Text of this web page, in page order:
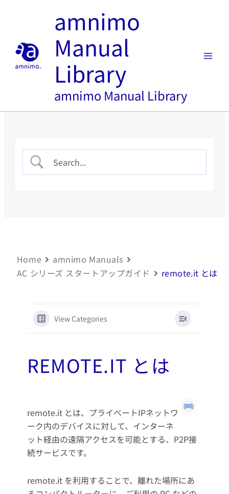
amnimo
Manual
Library
amnimo Manual Library
Home
amnimo Manuals
AC シリーズ スタートアップガイド
remote.it とは
View Categories
REMOTE.IT とは
remote.it とは、プライベートIPネットワ
ーク内のデバイスに対して、インターネ
ット経由の遠隔アクセスを可能とする、P2P接
続サービスです。
remote.it を利用することで、離れた場所にあ